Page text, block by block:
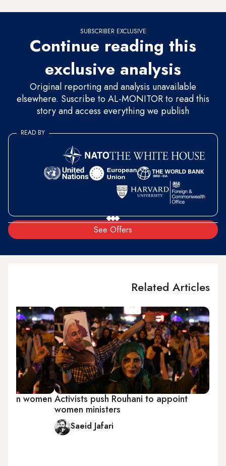
SUBSCRIBER EXCLUSIVE
Continue reading this
exclusive analysis
Original reporting and analysis unavailable
elsewhere. Suscribe to AL-MONITOR to read this
story and access everything we publish
See Offers
READ BY
Related Articles
Activists push Rouhani to appoint
women ministers
Saeid Jafari
women